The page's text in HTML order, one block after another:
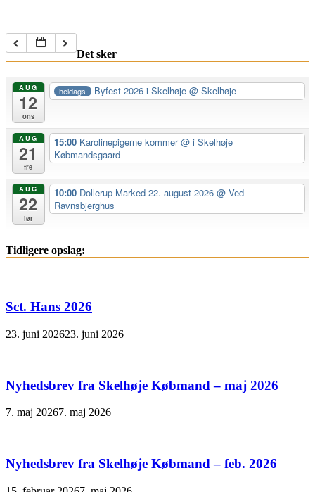
Det sker
AUG
12
ons
heldags Byfest 2026 i Skelhøje@ Skelhøje
AUG
21
fre
15:00 Karolinepigerne kommer@ i Skelhøje
Købmandsgaard
AUG
22
lør
10:00 Dollerup Marked 22. august 2026 @ Ved
Ravnsbjerghus
Tidligere opslag:
Sct. Hans 2026
23. juni 202623. juni 2026
Nyhedsbrev fra Skelhøje Købmand – maj 2026
7. maj 20267. maj 2026
Nyhedsbrev fra Skelhøje Købmand – feb. 2026